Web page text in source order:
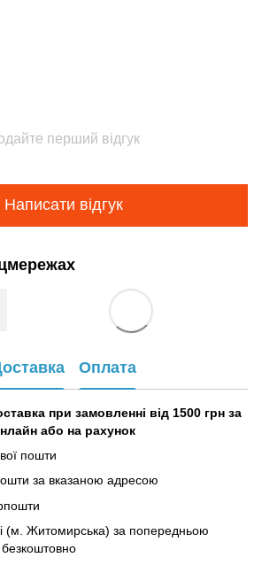
перший відгук
Написати відгук
Оплата
при замовленні від 1500 грн за
або на рахунок
пошти
за вказаною адресою
(м. Житомирська) за попередньою